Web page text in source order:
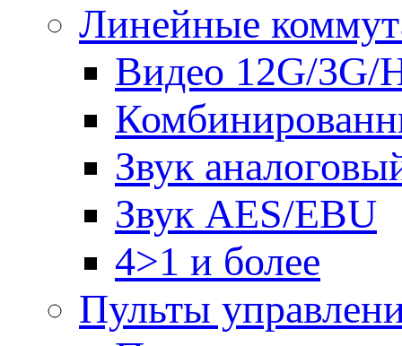
Линейные
Видео 12G/3G/
Звук
Звук AES/EBU
4>1 и более
Пульты